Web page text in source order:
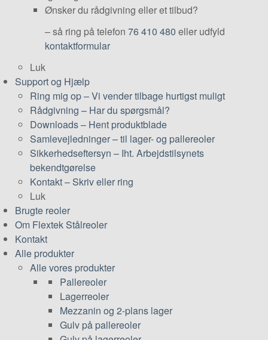
Ønsker du rådgivning eller et tilbud?
– så ring på telefon 76 410 480 eller udfyld
kontaktformular
Luk
Support og Hjælp
Ring mig op–Vi vender tilbage hurtigst muligt
Rådgivning – Har du spørgsmål?
Downloads– Hent produktblade
Samlevejledninger–til lager- og pallereoler
Sikkerhedseftersyn – Iht. Arbejdstilsynets
bekendtgørelse
Kontakt– Skriv eller ring
Luk
Brugte reoler
Om Flextek Stålreoler
Kontakt
Alle produkter
Alle vores produkter
Pallereoler
Lagerreoler
Mezzanin og 2-plans lager
Gulv på pallereoler